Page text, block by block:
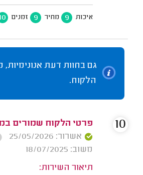
איכות 9 מחיר 9 זמנים 10
גם בחוות דעת אנונימיות,
הלקוח.
פרטי הלקוח שמורים
אשרור: 25/05/2026
משוב: 18/07/2025
תיאור השירות:
10